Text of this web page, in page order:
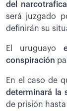
del
será juzgado
definirán su
El uruguayo
conspiración
En el caso de
determinará la
de prisión